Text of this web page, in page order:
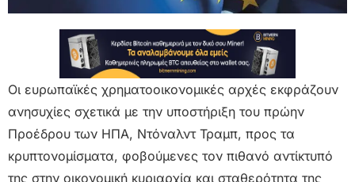
Οι ευρωπαϊκές χρηματοοικονομικές αρχές εκφράζουν
ανησυχίες σχετικά με την υποστήριξη του πρώην
Προέδρου των ΗΠΑ, Ντόναλντ Τραμπ, προς τα
κρυπτονομίσματα, φοβούμενες τον πιθανό αντίκτυπό
της στην οικονομική κυριαρχία και σταθερότητα της